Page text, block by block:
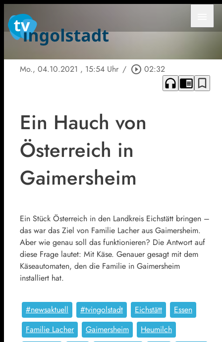
Mo., 04.10.2021 , 15:54 Uhr / play_circle_outline 02:32
headphones chrome_reader_mode bookmark_border
Ein Hauch von
Österreich in
Gaimersheim
Ein Stück Österreich in den Landkreis Eichstätt bringen –
das war das Ziel von Familie Lacher aus Gaimersheim.
Aber wie genau soll das funktionieren? Die Antwort auf
diese Frage lautet: Mit Käse. Genauer gesagt mit dem
Käseautomaten, den die Familie in Gaimersheim
installiert hat.
#newsaktuell #tvingolstadt Eichstätt
Essen
Familie Lacher
Gaimersheim
Heumilch